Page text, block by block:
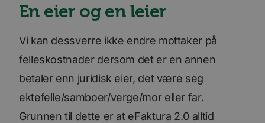
En eier og en leier
Vi kan dessverre ikke endre mottaker på
felleskostnader dersom det er en annen
betaler enn juridisk eier, det være seg
ektefelle/samboer/verge/mor eller far.
Grunnen til dette er at eFaktura 2.0 alltid